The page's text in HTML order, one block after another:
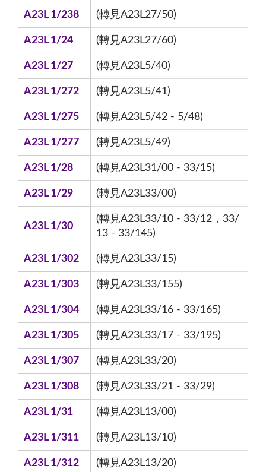
A23L 1/238 (轉見A23L27/50)
A23L 1/24 (轉見A23L27/60)
A23L 1/27 (轉見A23L5/40)
A23L 1/272 (轉見A23L5/41)
A23L 1/275 (轉見A23L5/42 - 5/48)
A23L 1/277 (轉見A23L5/49)
A23L 1/28 (轉見A23L31/00 - 33/15)
A23L 1/29 (轉見A23L33/00)
A23L 1/30
(轉見A23L33/10 - 33/12，33/
13 - 33/145)
A23L 1/302 (轉見A23L33/15)
A23L 1/303 (轉見A23L33/155)
A23L 1/304 (轉見A23L33/16 - 33/165)
A23L 1/305 (轉見A23L33/17 - 33/195)
A23L 1/307 (轉見A23L33/20)
A23L 1/308 (轉見A23L33/21 - 33/29)
A23L 1/31 (轉見A23L13/00)
A23L 1/311 (轉見A23L13/10)
A23L 1/312 (轉見A23L13/20)